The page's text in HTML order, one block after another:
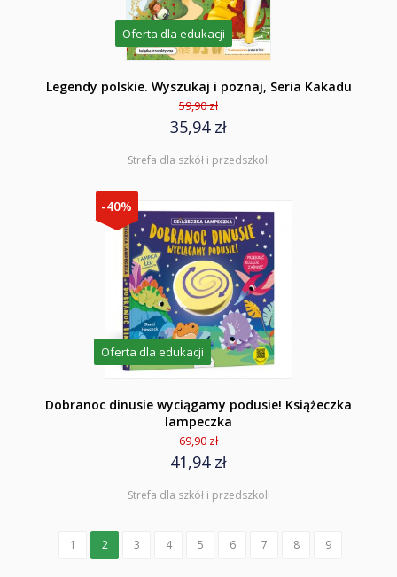
Oferta dla edukacji
Legendy polskie. Wyszukaj i poznaj, Seria Kakadu
59,90 zł
35,94 zł
Strefa dla szkół i przedszkoli
-40%
Oferta dla edukacji
Dobranoc dinusie wyciągamy podusie! Książeczka
lampeczka
69,90 zł
41,94 zł
Strefa dla szkół i przedszkoli
1 2 3 4 5 6 7 8 9